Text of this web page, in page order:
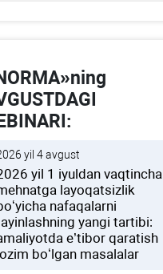
yil 4 avgust
yil 1 iyuldan vaqtincha
layoqatsizlik
nafaqalarni
yangi tartibi:
e’tibor qaratish
boʻlgan masalalar